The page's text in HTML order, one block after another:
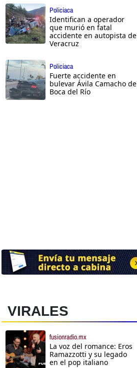
Policiaca
Identifican a operador
que murió en fatal
accidente en autopista de
Veracruz
Policiaca
Fuerte accidente en
bulevar Ávila Camacho de
Boca del Río
VIRALES
fusionradio.mx
La voz del romance: Eros
Ramazzotti y su legado
en el pop italiano